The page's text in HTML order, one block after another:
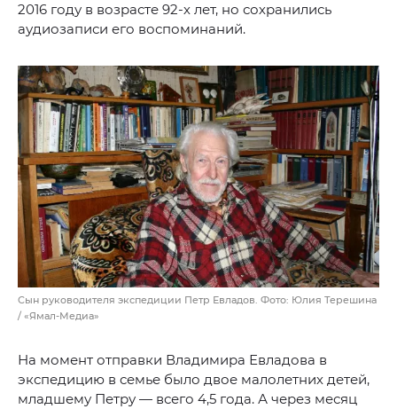
2016 году в возрасте 92-х лет, но сохранились
аудиозаписи его воспоминаний.
Сын руководителя экспедиции Петр Евладов. Фото: Юлия Терешина
/ «Ямал-Медиа»
На момент отправки Владимира Евладова в
экспедицию в семье было двое малолетних детей,
младшему Петру — всего 4,5 года. А через месяц